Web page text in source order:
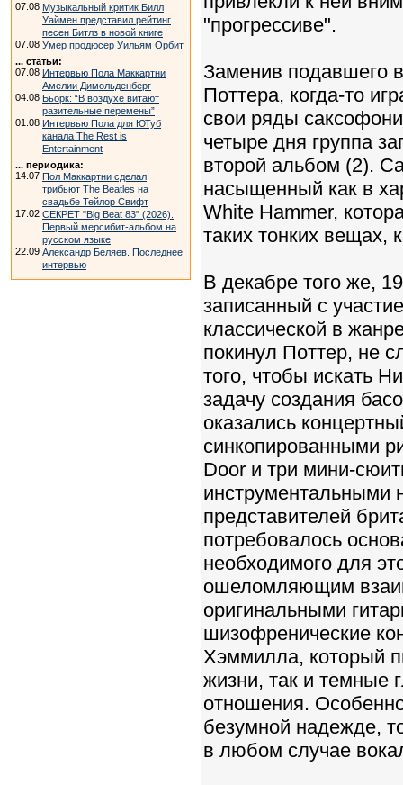
07.08 Музыкальный критик Билл
Уаймен представил рейтинг
песен Битлз в новой книге
07.08 Умер продюсер Уильям Орбит
... статьи:
07.08 Интервью Пола Маккартни
Амелии Димольденберг
04.08 Бьорк: “В воздухе витают
разительные перемены”
01.08 Интервью Пола для ЮТуб
канала The Rest is
Entertainment
... периодика:
14.07 Пол Маккартни сделал
трибьют The Beatles на
свадьбе Тейлор Свифт
17.02 СЕКРЕТ "Big Beat 83" (2026).
Первый мерсибит-альбом на
русском языке
22.09 Александр Беляев. Последнее
интервью
"прогрессиве".
Заменив подавшего
Поттера, когда-то
свои ряды
четыре дня группа
второй альбом (2).
насыщенный как в
White Hammer,
таких тонких вещах,
В декабре того же,
записанный с
классической в
покинул Поттер, не
того, чтобы искать
задачу создания
оказались
синкопированными
Door и три мини-
инструментальными
представителей
потребовалось
необходимого для
ошеломляющим
оригинальными
шизофренические
Хэммилла, который
жизни, так и темные
отношения.
безумной надежде,
в любом случае